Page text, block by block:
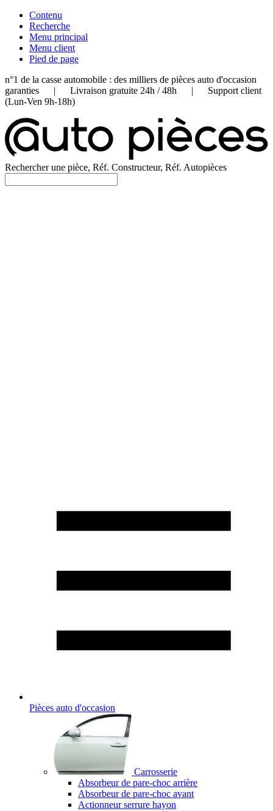
Contenu
Recherche
Menu principal
Menu client
Pied de page
n°1 de la casse automobile : des milliers de pièces auto d'occasion
garanties | Livraison gratuite 24h / 48h | Support client
(Lun-Ven 9h-18h)
Rechercher une pièce, Réf. Constructeur, Réf. Autopièces
Pièces auto d'occasion
Carrosserie
Absorbeur de pare-choc arrière
Absorbeur de pare-choc avant
Actionneur serrure hayon